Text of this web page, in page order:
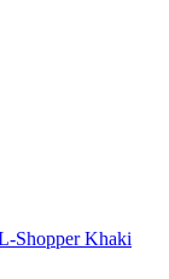
Shopper Khaki